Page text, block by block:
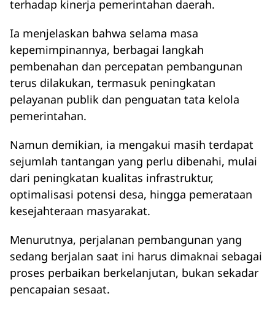
terhadap kinerja pemerintahan daerah.
Ia menjelaskan bahwa selama masa
kepemimpinannya, berbagai langkah
pembenahan dan percepatan pembangunan
terus dilakukan, termasuk peningkatan
pelayanan publik dan penguatan tata kelola
pemerintahan.
Namun demikian, ia mengakui masih terdapat
sejumlah tantangan yang perlu dibenahi, mulai
dari peningkatan kualitas infrastruktur,
optimalisasi potensi desa, hingga pemerataan
kesejahteraan masyarakat.
Menurutnya, perjalanan pembangunan yang
sedang berjalan saat ini harus dimaknai sebagai
proses perbaikan berkelanjutan, bukan sekadar
pencapaian sesaat.